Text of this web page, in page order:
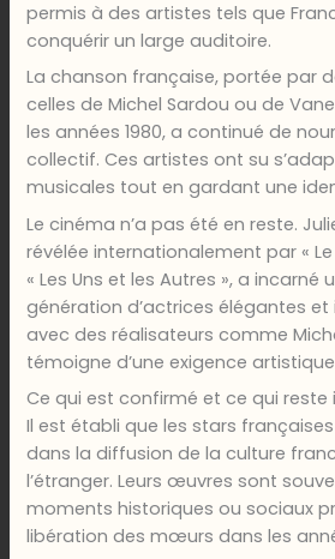
permis à des artistes tels que
conquérir un large auditoire.
La chanson française, portée par
celles de Michel Sardou ou de
les années 1980, a continué de
collectif. Ces artistes ont su
musicales tout en gardant une
Le cinéma n’a pas été en reste.
révélée internationalement par «
« Les Uns et les Autres », a incarné
génération d’actrices élégantes et
avec des réalisateurs comme
témoigne d’une exigence
Ce qui est confirmé et ce qui reste
Il est établi que les stars
dans la diffusion de la culture
l’étranger. Leurs œuvres sont
moments historiques ou sociaux
libération des mœurs dans les